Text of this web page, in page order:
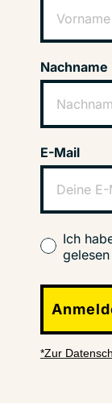
Nachname
E-Mail
Ich
*Zur